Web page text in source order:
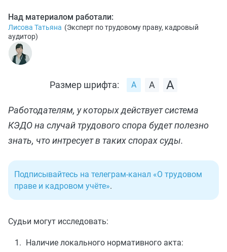
Над материалом работали:
Лисова Татьяна (Эксперт по трудовому праву, кадровый
аудитор)
Размер шрифта:
Работодателям, у которых действует система
КЭДО на случай трудового спора будет полезно
знать, что интресует в таких спорах суды.
Подписывайтесь на телеграм-канал «О трудовом
праве и кадровом учёте».
Судьи могут исследовать:
Наличие локального нормативного акта: